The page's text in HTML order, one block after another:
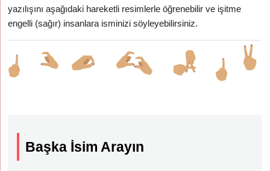
yazılışını aşağıdaki hareketli resimlerle öğrenebilir ve işitme
engelli (sağır) insanlara isminizi söyleyebilirsiniz.
Başka İsim Arayın